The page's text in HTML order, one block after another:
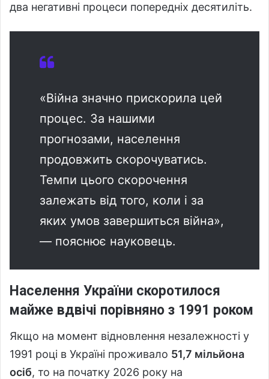
два негативні процеси попередніх десятиліть.
«Війна значно прискорила цей
процес. За нашими
прогнозами, населення
продовжить скорочуватись.
Темпи цього скорочення
залежать від того, коли і за
яких умов завершиться війна»,
— пояснює науковець.
Населення України скоротилося
майже вдвічі порівняно з 1991 роком
Якщо на момент відновлення незалежності у
1991 році в Україні проживало 51,7 мільйона
осіб, то на початку 2026 року на